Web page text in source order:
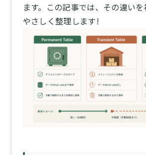
ます。この記事では、その違い
やさしく整理します!